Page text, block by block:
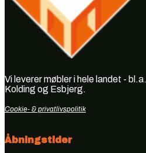
Vi leverer møbler i hele landet -
Kolding og Esbjerg.
Cookie- & privatlivspolitik
Åbningstider